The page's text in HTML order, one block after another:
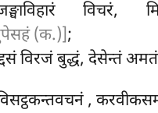
विचरं,
(क.)];
विरजं बुद्धं, देसेन्तं
,